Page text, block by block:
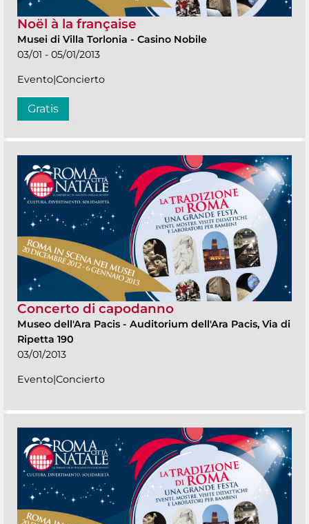
Noël à la française
Musei di Villa Torlonia - Casino Nobile
03/01 - 05/01/2013
Evento|Concierto
Gratis
Concerto di capodanno
Museo dell'Ara Pacis - Auditorium dell'Ara Pacis, Via di
Ripetta 190
03/01/2013
Evento|Concierto